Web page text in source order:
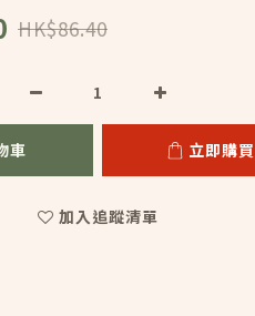
HK$86.40
車 立即購買
加入追蹤清單